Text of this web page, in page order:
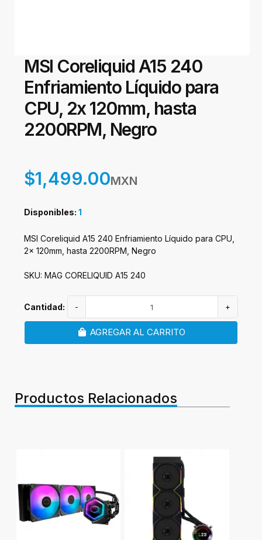
MSI Coreliquid A15 240
Enfriamiento Líquido para
CPU, 2x 120mm, hasta
2200RPM, Negro
$1,499.00MXN
Disponibles: 1
MSI Coreliquid A15 240 Enfriamiento Líquido para CPU,
2x 120mm, hasta 2200RPM, Negro
SKU: MAG CORELIQUID A15 240
Cantidad: - +
AGREGAR AL CARRITO
Productos Relacionados